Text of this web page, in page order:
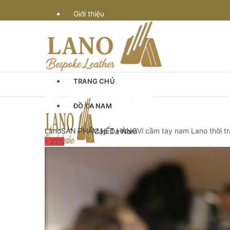
Giới thiệu
Vận chuyển
Bảo hành
Quy định & thanh toán
Góc Tư Vấn
TRANG CHỦ
ĐỒ DA NAM
Cặp Da Nam
Cặp Laptop 13-14″ inch
Cặp Laptop 15-16″ inch
Cặp da cán bộ
Cặp xách nam da bò
LanoSẢN PHẨM HẾT HÀNGVí cầm tay nam Lano thời
- 23%